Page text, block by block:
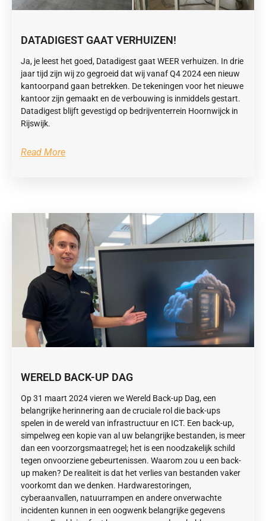
DATADIGEST GAAT VERHUIZEN!
Ja, je leest het goed, Datadigest gaat WEER verhuizen. In drie
jaar tijd zijn wij zo gegroeid dat wij vanaf Q4 2024 een nieuw
kantoorpand gaan betrekken. De tekeningen voor het nieuwe
kantoor zijn gemaakt en de verbouwing is inmiddels gestart.
Datadigest blijft gevestigd op bedrijventerrein Hoornwijck in
Rijswijk.
Read More
WERELD BACK-UP DAG
Op 31 maart 2024 vieren we Wereld Back-up Dag, een
belangrijke herinnering aan de cruciale rol die back-ups
spelen in de wereld van infrastructuur en ICT. Een back-up,
simpelweg een kopie van al uw belangrijke bestanden, is meer
dan een voorzorgsmaatregel; het is een noodzakelijk schild
tegen onvoorziene gebeurtenissen. Waarom zou u een back-
up maken? De realiteit is dat het verlies van bestanden vaker
voorkomt dan we denken. Hardwarestoringen,
cyberaanvallen, natuurrampen en andere onverwachte
incidenten kunnen in een oogwenk belangrijke gegevens